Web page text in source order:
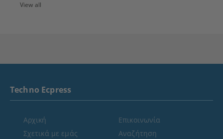
View all
Techno Ecpress
Αρχική
Σχετικά με εμάς
Επικοινωνία
Αναζήτηση